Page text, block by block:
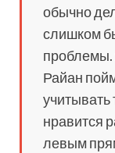
обычно
слишком
проблемы.
Райан
учитывать
нравится
левым